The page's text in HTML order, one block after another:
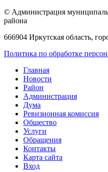
© Администрация
района
666904 Иркутская область,
Политика по обработке
Главная
Новости
Район
Администрация
Дума
Ревизионная комиссия
Общество
Услуги
Обращения
Контакты
Карта сайта
Вход